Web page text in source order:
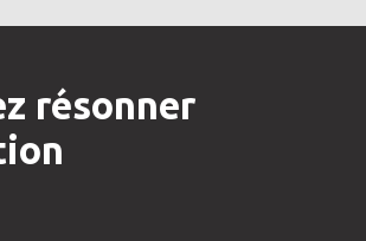
résonner